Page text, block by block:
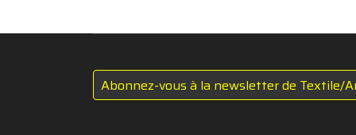
Abonnez-vous à la newsletter de Textile/